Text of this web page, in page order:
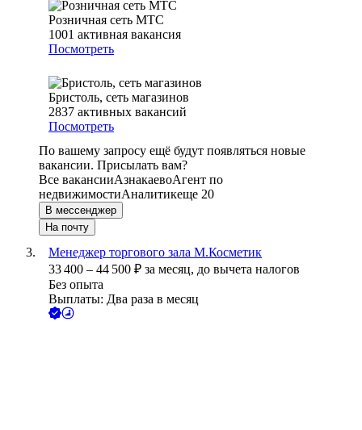
Розничная сеть МТС
1001 активная вакансия
Посмотреть
Бристоль, сеть магазинов
2837 активных вакансий
Посмотреть
По вашему запросу ещё будут появляться новые
вакансии. Присылать вам?
Все вакансииАзнакаевоАгент по
недвижимостиАналитикеще 20
В мессенджер
На почту
Менеджер торгового зала М.Косметик
33 400 – 44 500 ₽ за месяц, до вычета налогов
Без опыта
Выплаты: Два раза в месяц